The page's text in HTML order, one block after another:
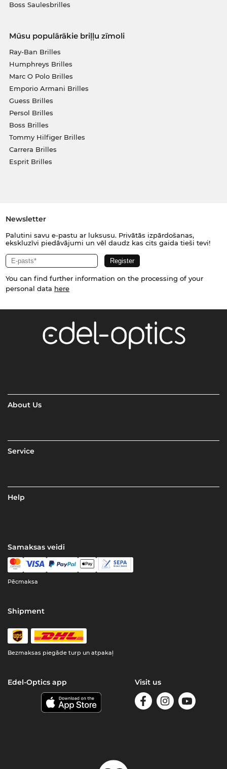
Boss Saulesbrilles
Mūsu populārākie briļļu zīmoli
Ray-Ban Brilles
Humphreys Brilles
Marc O Polo Brilles
Emporio Armani Brilles
Guess Brilles
Persol Brilles
Boss Brilles
Tommy Hilfiger Brilles
Carrera Brilles
Esprit Brilles
Newsletter
Palutini savu e-pastu ar luksusu. Privātās izpārdošanas,
ekskluzīvi piedāvājumi un vēl daudz kas cits gaida tieši tevi!
You can find further information on the processing of your
personal data here
About Us
Service
Help
Samaksas veidi
Pēcmaksa
Shipment
Bezmaksas piegāde turp un atpakaļ
Edel-Optics app Visit us